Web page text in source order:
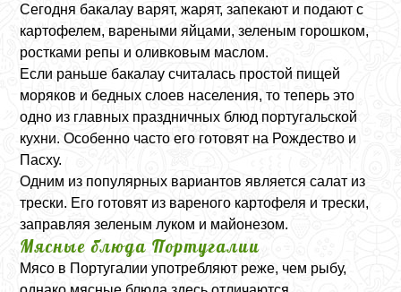
Сегодня бакалау варят, жарят, запекают и подают с
картофелем, вареными яйцами, зеленым горошком,
ростками репы и оливковым маслом.
Если раньше бакалау считалась простой пищей
моряков и бедных слоев населения, то теперь это
одно из главных праздничных блюд португальской
кухни. Особенно часто его готовят на Рождество и
Пасху.
Одним из популярных вариантов является салат из
трески. Его готовят из вареного картофеля и трески,
заправляя зеленым луком и майонезом.
Мясные блюда Португалии
Мясо в Португалии употребляют реже, чем рыбу,